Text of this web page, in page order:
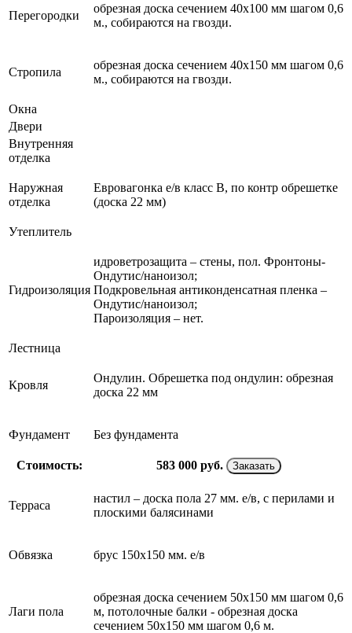
Перегородки
обрезная доска сечением 40х100 мм шагом 0,6
м., собираются на гвозди.
Стропила
обрезная доска сечением 40х150 мм шагом 0,6
м., собираются на гвозди.
Окна
Двери
Внутренняя
отделка
Наружная
отделка
Евровагонка е/в класс В, по контр обрешетке
(доска 22 мм)
Утеплитель
Гидроизоляция
идроветрозащита – стены, пол. Фронтоны-
Ондутис/наноизол;
Подкровельная антиконденсатная пленка –
Ондутис/наноизол;
Пароизоляция – нет.
Лестница
Кровля
Ондулин. Обрешетка под ондулин: обрезная
доска 22 мм
Фундамент Без фундамента
Стоимость: 583 000руб. Заказать
Терраса
настил – доска пола 27 мм. е/в, с перилами и
плоскими балясинами
Обвязка брус 150х150 мм. е/в
Лаги пола
обрезная доска сечением 50х150 мм шагом 0,6
м, потолочные балки - обрезная доска
сечением 50х150 мм шагом 0,6 м.